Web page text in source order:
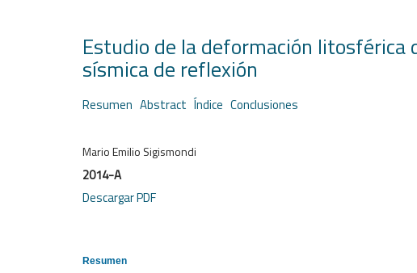
Estudio de la deformación litosférica
sísmica de reflexión
Resumen Abstract Índice Conclusiones
Mario Emilio Sigismondi
2014-A
Descargar PDF
Resumen